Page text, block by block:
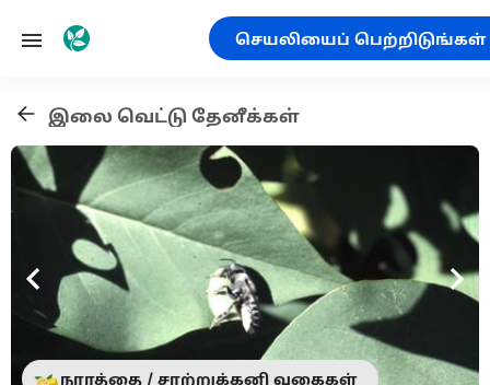
செயலியைப் பெற்றிடுங்கள்
இலை வெட்டு தேனீக்கள்
நாரத்தை / சாற்றுக்கனி வகைகள்